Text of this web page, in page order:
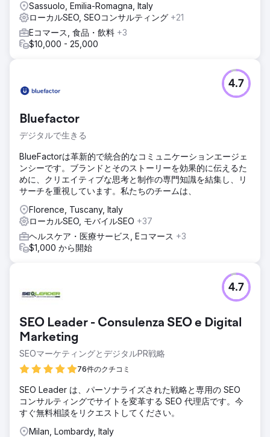
Sassuolo, Emilia-Romagna, Italy
ローカルSEO, SEOコンサルティング +21
Eコマース, 食品・飲料 +3
$10,000 - 25,000
Bluefactor
デジタルで生きる
4.7
BlueFactorは革新的で統合的なコミュニケーションエージェ
ンシーです。ブランドとそのストーリーを効果的に伝えるた
めに、クリエイティブな思考と制作の専門知識を結集し、リ
サーチを重視しています。私たちのチームは、
Florence, Tuscany, Italy
ローカルSEO, モバイルSEO +37
ヘルスケア・医療サービス, Eコマース +3
$1,000 から開始
SEO Leader - Consulenza SEO e Digital
Marketing
SEOマーケティングとデジタルPR戦略
76件のクチコミ
4.7
SEO Leader は、パーソナライズされた戦略と専用の SEO
コンサルティングでサイトを変革する SEO 代理店です。今
すぐ無料相談をリクエストしてください。
Milan, Lombardy, Italy